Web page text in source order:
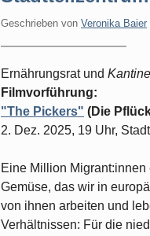
Geschrieben von Veronika Baier
Ernährungsrat und
Filmvorführung:
"The Pickers" (Die
2. Dez. 2025, 19 Uhr,
Eine Million
Gemüse, das wir in
von ihnen arbeiten und
Verhältnissen: Für die